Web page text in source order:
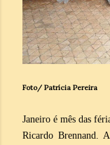
Foto/ Patrícia Pereira
Janeiro é mês das
Ricardo Brennand.